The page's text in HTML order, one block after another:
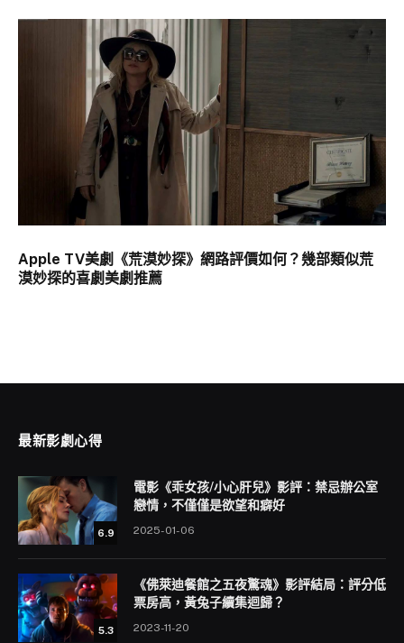
Apple TV美劇《荒漠妙探》網路評價如何？幾部類似荒
漠妙探的喜劇美劇推薦
最新影劇心得
6.9
電影《乖女孩/小心肝兒》影評：禁忌辦公室
戀情，不僅僅是欲望和癖好
2025-01-06
5.3
《佛萊迪餐館之五夜驚魂》影評結局：評分低
票房高，黃兔子續集迴歸？
2023-11-20